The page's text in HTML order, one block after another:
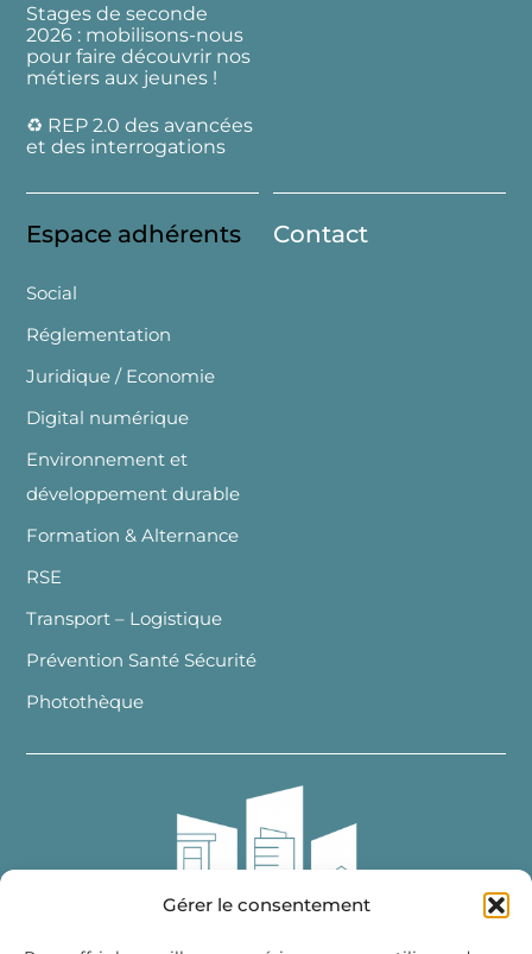
Gérer le consentement
Stages de seconde
2026 : mobilisons-nous
pour faire découvrir nos
métiers aux jeunes !
♻️ REP 2.0 des avancées
et des interrogations
Espace adhérents
Social
Réglementation
Juridique / Economie
Digital numérique
Environnement et
développement durable
Formation & Alternance
RSE
Transport – Logistique
Prévention Santé Sécurité
Photothèque
Contact